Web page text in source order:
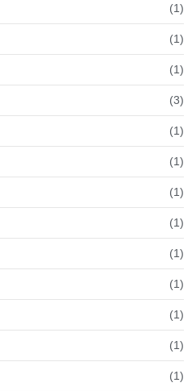
(1)
(1)
(1)
(3)
(1)
(1)
(1)
(1)
(1)
(1)
(1)
(1)
(1)